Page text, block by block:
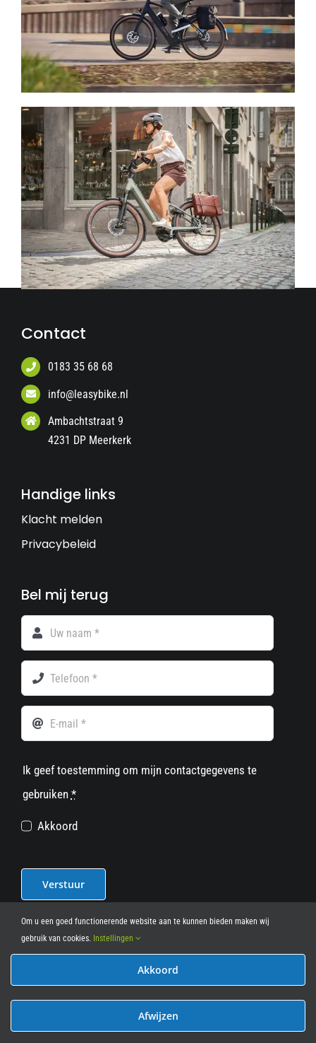
Contact
0183 35 68 68
info@leasybike.nl
Ambachtstraat 9
4231 DP Meerkerk
Handige links
Klacht melden
Privacybeleid
Bel mij terug
Ik geef toestemming om mijn contactgegevens te
gebruiken *
Akkoord
Verstuur
© 2012 - 2026• Leasy Bike • All Rights Reserved • powered
Om u een goed functionerende website aan te kunnen bieden maken wij
gebruik van cookies. Instellingen
Akkoord
Afwijzen